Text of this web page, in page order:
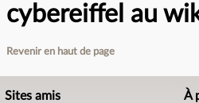
cybereiffel au
Revenir en haut de page
Sites amis À